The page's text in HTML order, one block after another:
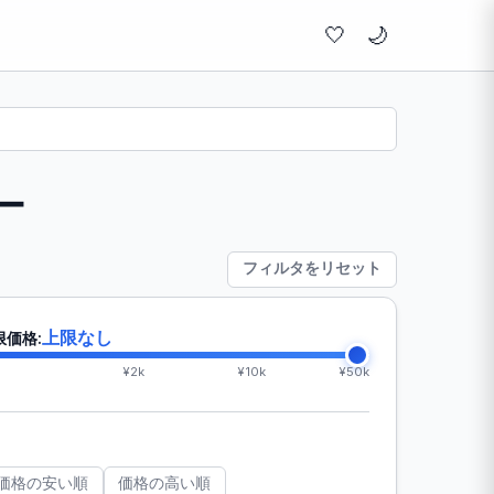
🤍
フィルタをリセット
価格: 上限なし
¥2k ¥10k ¥50k
格の安い順 価格の高い順